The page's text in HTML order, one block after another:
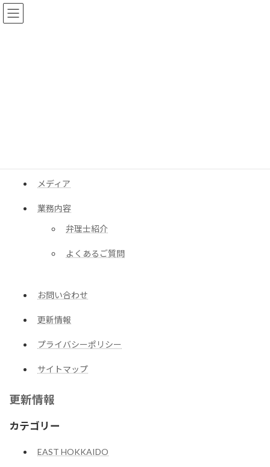
コ
ン
ナ
ビ
メディア
業務内容
弁理士紹介
よくあるご質問
お問い合わせ
更新情報
プライバシーポリシー
サイトマップ
更新情報
カテゴリー
EAST HOKKAIDO